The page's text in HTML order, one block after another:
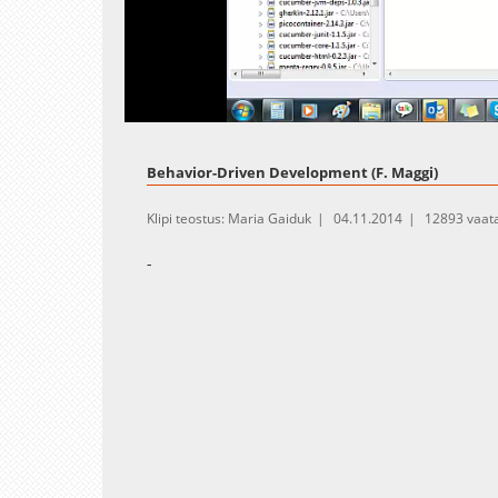
Unmute Loaded:
6.92%
Behavior-Driven Development (F. Maggi)
Klipi teostus: Maria Gaiduk 04.11.2014 12893
-